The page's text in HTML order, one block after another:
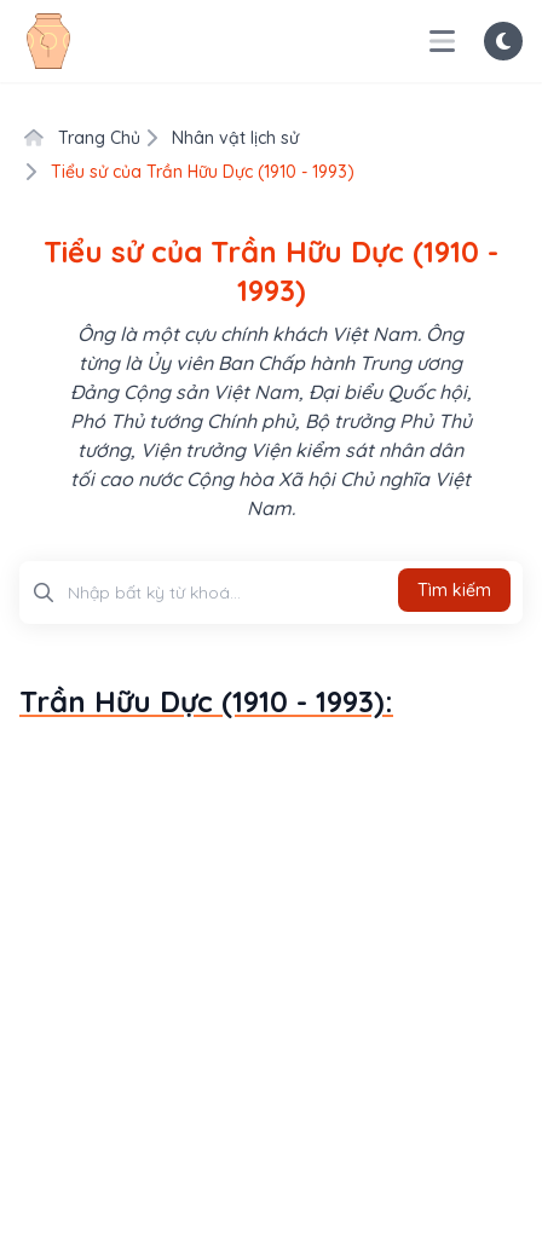
Trang Chủ
Nhân vật lịch sử
Tiểu sử của Trần Hữu Dực (1910 - 1993)
Tiểu sử của Trần Hữu Dực (1910 -
1993)
Ông là một cựu chính khách Việt Nam. Ông
từng là Ủy viên Ban Chấp hành Trung ương
Đảng Cộng sản Việt Nam, Đại biểu Quốc hội,
Phó Thủ tướng Chính phủ, Bộ trưởng Phủ Thủ
tướng, Viện trưởng Viện kiểm sát nhân dân
tối cao nước Cộng hòa Xã hội Chủ nghĩa Việt
Nam.
Tìm kiếm
Trần Hữu Dực (1910 - 1993):